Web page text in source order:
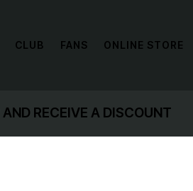
CLUB FANS ONLINE STORE